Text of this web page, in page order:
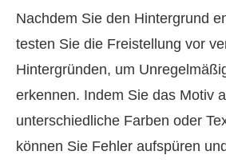
Nachdem Sie den Hintergrund
testen Sie die Freistellung vor
Hintergründen, um
erkennen. Indem Sie das Motiv
unterschiedliche Farben oder
können Sie Fehler aufspüren